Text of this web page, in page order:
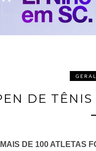
GERAL
DE
DE 100 ATLETAS